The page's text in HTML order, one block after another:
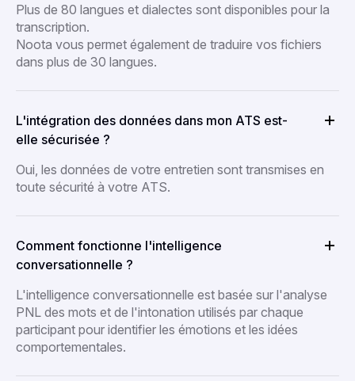
Plus de 80 langues et dialectes sont disponibles pour la
transcription.
Noota vous permet également de traduire vos fichiers
dans plus de 30 langues.
L'intégration des données dans mon ATS est-
elle sécurisée ?
Oui, les données de votre entretien sont transmises en
toute sécurité à votre ATS.
Comment fonctionne l'intelligence
conversationnelle ?
L'intelligence conversationnelle est basée sur l'analyse
PNL des mots et de l'intonation utilisés par chaque
participant pour identifier les émotions et les idées
comportementales.